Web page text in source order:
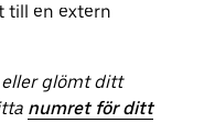
till en extern
glömt ditt
numret för ditt